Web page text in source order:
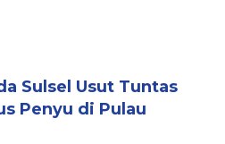
Sulsel Usut Tuntas
Penyu di Pulau